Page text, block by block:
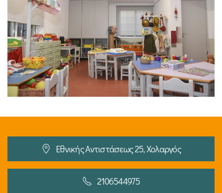
Εθνικής Αντιστάσεως 25, Χολαργός
2106544975